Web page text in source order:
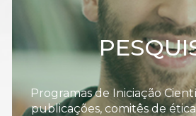
Programas de Iniciação
publicações, comitês de